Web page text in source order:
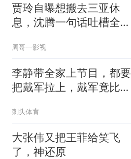
贾玲自曝想搬去三亚休
息，沈腾一句话吐槽全场
周哥一影视
李静带全家上节目，都要
把戴军拉上，戴军竟比她
刺头体育
大张伟又把王菲给笑飞
了，神还原